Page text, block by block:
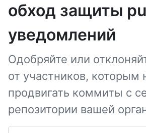
обход защиты
уведомлений
Одобряйте или
от участников, которым
продвигать коммиты с
репозитории вашей